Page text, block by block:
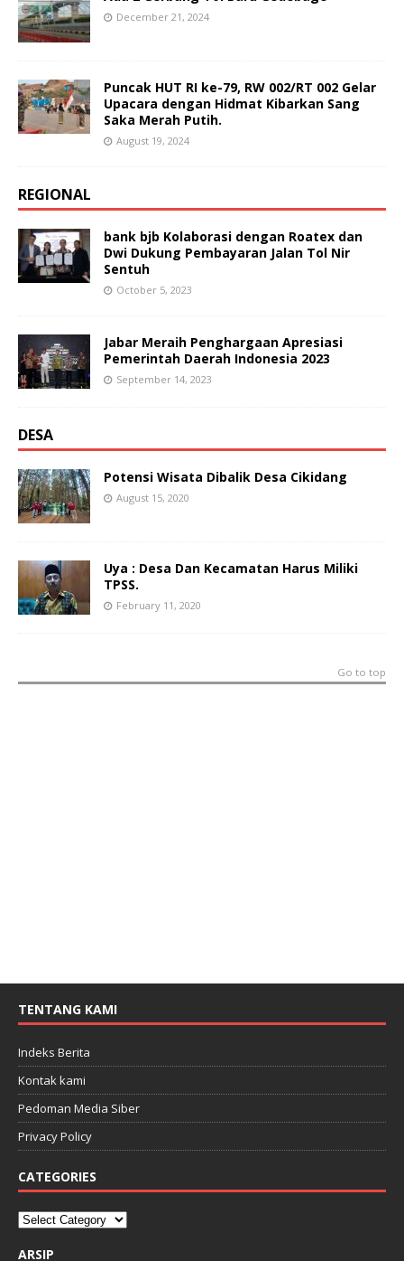
December 21, 2024
Puncak HUT RI ke-79, RW 002/RT 002 Gelar
Upacara dengan Hidmat Kibarkan Sang
Saka Merah Putih.
August 19, 2024
REGIONAL
bank bjb Kolaborasi dengan Roatex dan
Dwi Dukung Pembayaran Jalan Tol Nir
Sentuh
October 5, 2023
Jabar Meraih Penghargaan Apresiasi
Pemerintah Daerah Indonesia 2023
September 14, 2023
DESA
Potensi Wisata Dibalik Desa Cikidang
August 15, 2020
Uya : Desa Dan Kecamatan Harus Miliki
TPSS.
February 11, 2020
Go to top
TENTANG KAMI
Indeks Berita
Kontak kami
Pedoman Media Siber
Privacy Policy
CATEGORIES
ARSIP